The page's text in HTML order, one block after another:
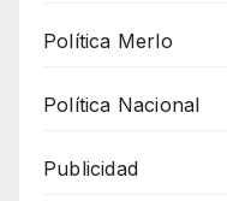
Política Merlo
Política Nacional
Publicidad